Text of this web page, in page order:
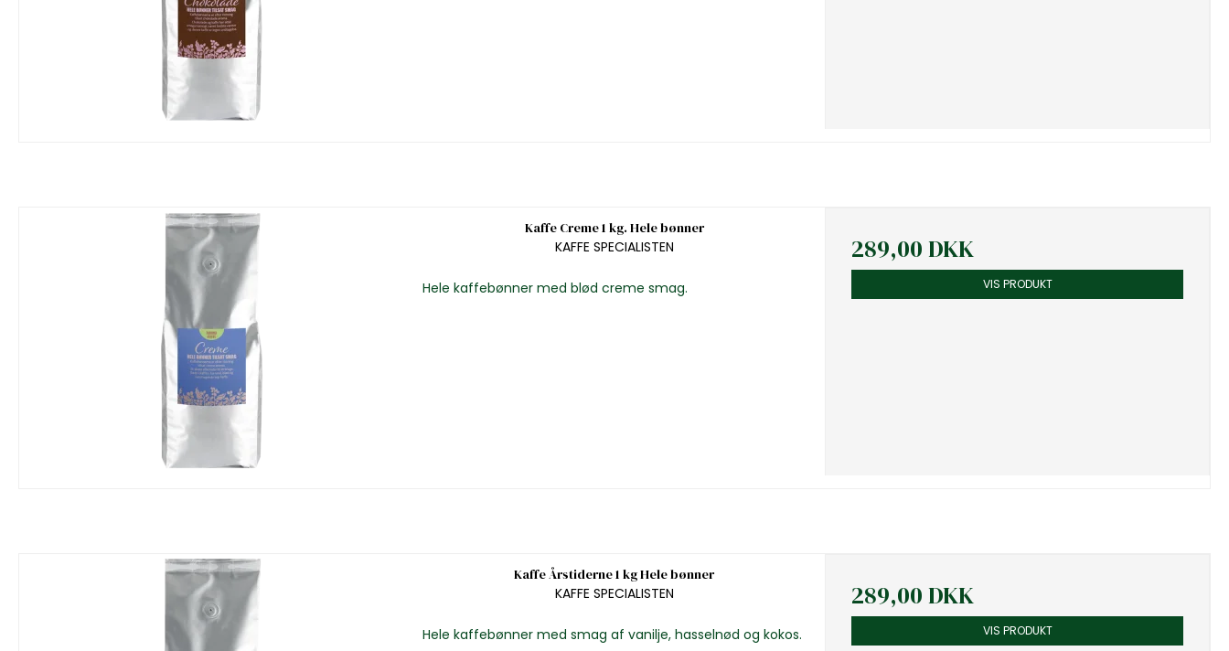
Kaffe Creme 1 kg. Hele bønner
KAFFE SPECIALISTEN
Hele kaffebønner med blød creme smag.
289,00 DKK
VIS PRODUKT
Kaffe Årstiderne 1 kg Hele bønner
KAFFE SPECIALISTEN
Hele kaffebønner med smag af vanilje, hasselnød og kokos.
289,00 DKK
VIS PRODUKT